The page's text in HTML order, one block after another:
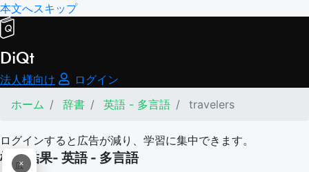
本文へスキップ
DiQt
法人様向け
ログイン
ホーム
辞書 英語 - 多言語 travelers
ログインすると広告が減り、学習に集中できます。
×
広
検索結果- 英語 - 多言語